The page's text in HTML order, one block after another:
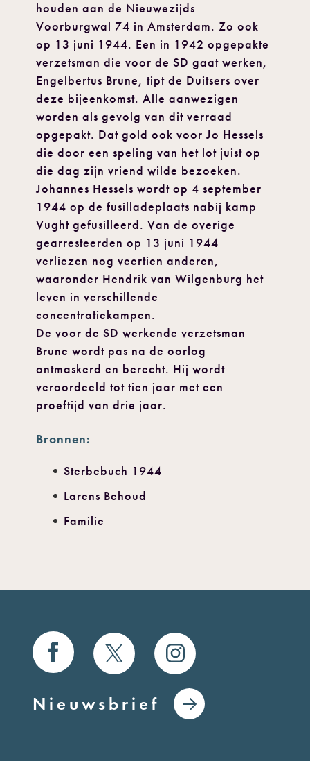
houden aan de Nieuwezijds
Voorburgwal 74 in Amsterdam. Zo ook
op 13 juni 1944. Een in 1942 opgepakte
verzetsman die voor de SD gaat werken,
Engelbertus Brune, tipt de Duitsers over
deze bijeenkomst. Alle aanwezigen
worden als gevolg van dit verraad
opgepakt. Dat gold ook voor Jo Hessels
die door een speling van het lot juist op
die dag zijn vriend wilde bezoeken.
Johannes Hessels wordt op 4 september
1944 op de fusilladeplaats nabij kamp
Vught gefusilleerd. Van de overige
gearresteerden op 13 juni 1944
verliezen nog veertien anderen,
waaronder Hendrik van Wilgenburg het
leven in verschillende
concentratiekampen.
De voor de SD werkende verzetsman
Brune wordt pas na de oorlog
ontmaskerd en berecht. Hij wordt
veroordeeld tot tien jaar met een
proeftijd van drie jaar.
Bronnen:
Sterbebuch 1944
Larens Behoud
Familie
Nieuwsbrief